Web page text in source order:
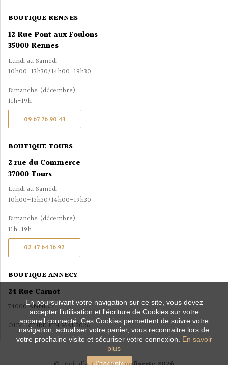
BOUTIQUE RENNES
12 Rue Pont aux Foulons
35000 Rennes
Lundi au Samedi
10h00-13h30/14h00-19h30
Dimanche (décembre)
11h-19h
09 67 76 90 43
BOUTIQUE TOURS
2 rue du Commerce
37000 Tours
Lundi au Samedi
10h00-13h30/14h00-19h30
Dimanche (décembre)
11h-19h
02 47 64 16 92
BOUTIQUE ANNECY
24 Rue Carnot
74000 ANNECY
OUVERTURE FIN MAI 2026
En poursuivant votre navigation sur ce site, vous devez
accepter l’utilisation et l'écriture de Cookies sur votre
appareil connecté. Ces Cookies permettent de suivre votre
navigation, actualiser votre panier, vous reconnaitre lors de
votre prochaine visite et sécuriser votre connexion. En savoir
plus